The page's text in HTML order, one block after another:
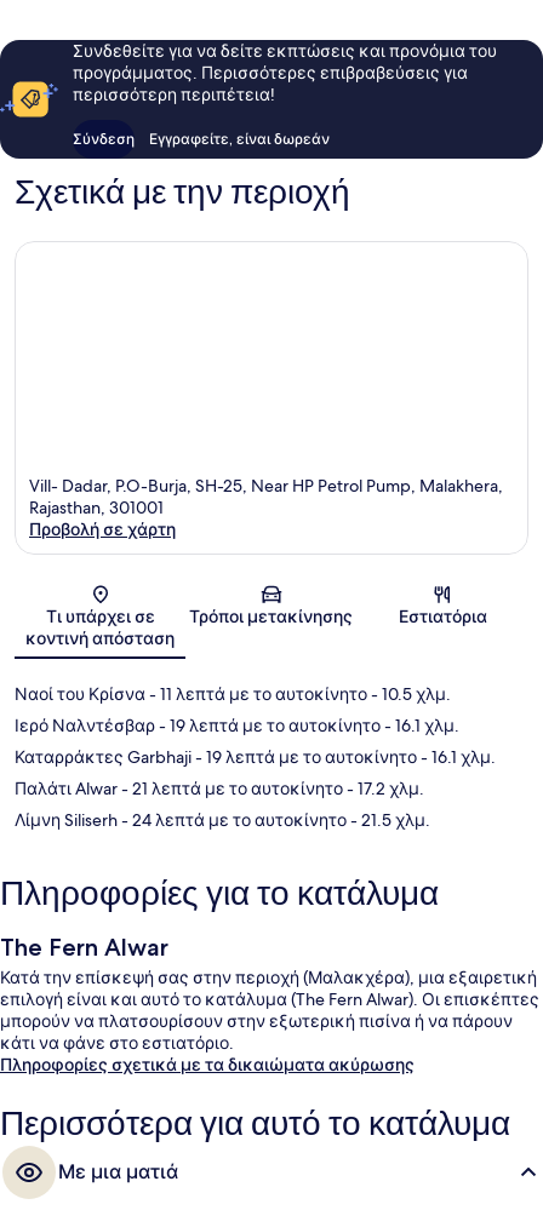
Συνδεθείτε για να δείτε εκπτώσεις και προνόμια του
προγράμματος. Περισσότερες επιβραβεύσεις για
περισσότερη περιπέτεια!
Σύνδεση Εγγραφείτε, είναι δωρεάν
Σχετικά με την περιοχή
Vill- Dadar, P.O-Burja, SH-25, Near HP Petrol Pump, Malakhera,
Rajasthan, 301001
Προβολή σε χάρτη
Τι υπάρχει σε
κοντινή απόσταση
Τρόποι μετακίνησης Εστιατόρια
Ναοί του Κρίσνα- 11 λεπτά με το αυτοκίνητο- 10.5 χλμ.
Ιερό Ναλντέσβαρ- 19 λεπτά με το αυτοκίνητο- 16.1 χλμ.
Καταρράκτες Garbhaji- 19 λεπτά με το αυτοκίνητο- 16.1 χλμ.
Παλάτι Alwar- 21 λεπτά με το αυτοκίνητο- 17.2 χλμ.
Λίμνη Siliserh- 24 λεπτά με το αυτοκίνητο- 21.5 χλμ.
Πληροφορίες για το κατάλυμα
The Fern Alwar
Κατά την επίσκεψή σας στην περιοχή (Μαλακχέρα), μια εξαιρετική
επιλογή είναι και αυτό το κατάλυμα (The Fern Alwar). Οι επισκέπτες
μπορούν να πλατσουρίσουν στην εξωτερική πισίνα ή να πάρουν
κάτι να φάνε στο εστιατόριο.
Πληροφορίες σχετικά με τα δικαιώματα ακύρωσης
Περισσότερα για αυτό το κατάλυμα
Με μια ματιά